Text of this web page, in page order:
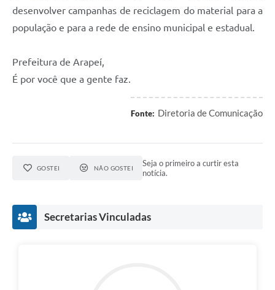
Planejamento
desenvolver campanhas de reciclagem do material para a
população e para a rede de ensino municipal e estadual.
Prefeitura de Arapeí,
É por você que a gente faz.
Fonte: Diretoria de Comunicação
GOSTEI NÃO GOSTEI
Seja o primeiro a curtir esta
notícia.
Secretarias Vinculadas